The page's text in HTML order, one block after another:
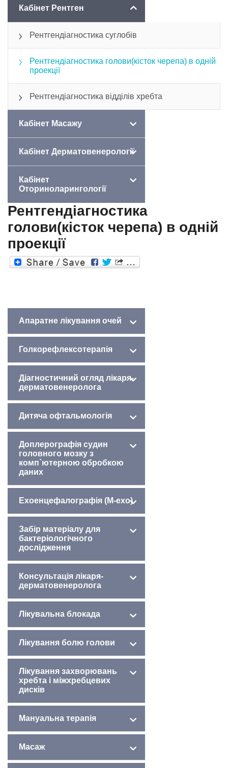
Кабінет Рентген
Рентгендіагностика суглобів
Рентгендіагностика голови(кісток черепа) в одній
проекції
Рентгендіагностика відділів хребта
Кабінет Масажу
Кабінет Дерматовенерології
Кабінет
Оториноларингології
Рентгендіагностика
голови(кісток черепа) в одній
проекції
Дізнайтесь більше про:
Апаратне лікування очей
Голкорефлексотерапія
Діагностичний огляд лікаря-
дерматовенеролога
Дитяча офтальмологія
Доплерографія судин
головного мозку з
комп`ютерною обробкою
даних
Ехоенцефалографія (М-ехо)
Забір матеріалу для
бактеріологічного
дослідження
Консультація лікаря-
дерматовенеролога
Лікувальна блокада
Лікування болю голови
Лікування захворювань
хребта і міжхребцевих
дисків
Мануальна терапія
Масаж